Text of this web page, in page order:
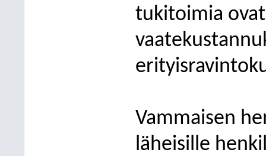
tukitoimia
Vammaisen
läheisille